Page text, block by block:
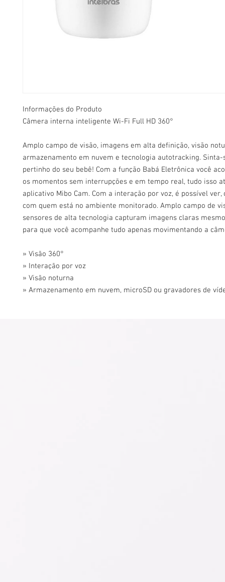
Informações do Produto
Câmera interna inteligente Wi-Fi Full HD 360°
Amplo campo de visão, imagens em alta definição, visão
armazenamento em nuvem e tecnologia autotracking. Sinta-
pertinho do seu bebê! Com a função Babá Eletrônica você
os momentos sem interrupções e em tempo real, tudo isso
aplicativo Mibo Cam. Com a interação por voz, é possível
com quem está no ambiente monitorado. Amplo campo de
sensores de alta tecnologia capturam imagens claras
para que você acompanhe tudo apenas movimentando a
» Visão 360°
» Interação por voz
» Visão noturna
» Armazenamento em nuvem, microSD ou gravadores de